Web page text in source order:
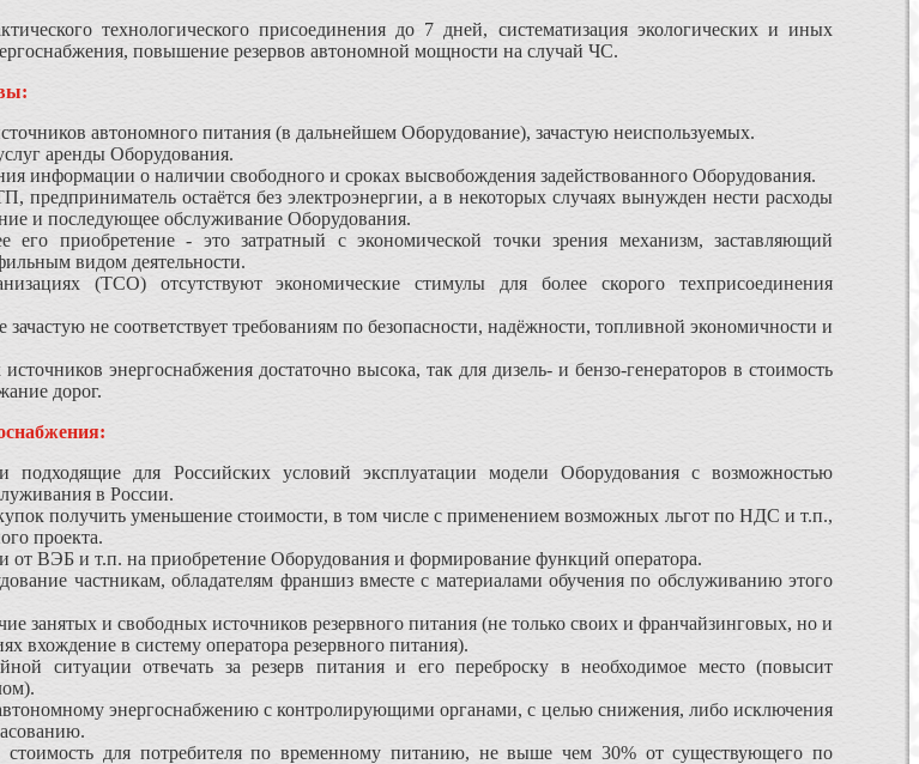
технологического присоединения до 7 дней, систематизация экологических и иных
повышение резервов автономной мощности на случай ЧС.
автономного питания (в дальнейшем Оборудование), зачастую неиспользуемых.
аренды Оборудования.
информации о наличии свободного и сроках высвобождения задействованного Оборудования.
предприниматель остаётся без электроэнергии, а в некоторых случаях вынужден нести расходы
и последующее обслуживание Оборудования.
его приобретение - это затратный с экономической точки зрения механизм, заставляющий
видом деятельности.
(ТСО) отсутствуют экономические стимулы для более скорого техприсоединения
не соответствует требованиям по безопасности, надёжности, топливной экономичности и
энергоснабжения достаточно высока, так для дизель- и бензо-генераторов в стоимость
дорог.
подходящие для Российских условий эксплуатации модели Оборудования с возможностью
в России.
получить уменьшение стоимости, в том числе с применением возможных льгот по НДС и т.п.,
проекта.
от ВЭБ и т.п. на приобретение Оборудования и формирование функций оператора.
частникам, обладателям франшиз вместе с материалами обучения по обслуживанию этого
занятых и свободных источников резервного питания (не только своих и франчайзинговых, но и
вхождение в систему оператора резервного питания).
ситуации отвечать за резерв питания и его переброску в необходимое место (повысит
энергоснабжению с контролирующими органами, с целью снижения, либо исключения
для потребителя по временному питанию, не выше чем 30% от существующего по